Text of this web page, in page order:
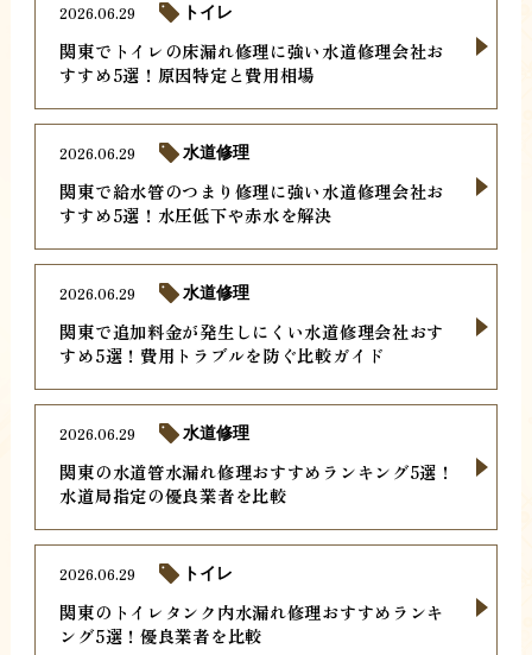
関東でトイレの床漏れ修理に強い水道修理会社お
すすめ5選！原因特定と費用相場
2026.06.29 トイレ
関東で給水管のつまり修理に強い水道修理会社お
すすめ5選！水圧低下や赤水を解決
2026.06.29 水道修理
関東で追加料金が発生しにくい水道修理会社おす
すめ5選！費用トラブルを防ぐ比較ガイド
2026.06.29 水道修理
関東の水道管水漏れ修理おすすめランキング5選！
水道局指定の優良業者を比較
2026.06.29 水道修理
関東のトイレタンク内水漏れ修理おすすめランキ
ング5選！優良業者を比較
2026.06.29 トイレ